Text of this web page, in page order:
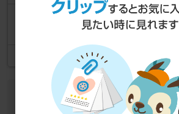
ダイハツミゼットDKA 灯火試験
2020年10月7日
作業データ